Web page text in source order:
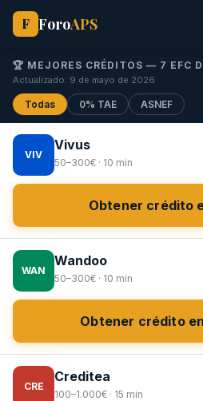
F ForoAPS
🏆 MEJORES CRÉDITOS — 7 EFC
Actualizado: 9 de mayo de 2026
Todas 0% TAE ASNEF
VIV
Vivus
50–300€ · 10 min
Obtener crédito
WAN
Wandoo
50–300€ · 10 min
Obtener crédito
CRE
Creditea
100–1.000€ · 15 min